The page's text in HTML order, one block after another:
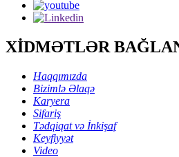
XİDMƏTLƏR
Haqqımızda
Bizimlə Əlaqə
Karyera
Sifariş
Tədqiqat və İnkişaf
Keyfiyyət
Video